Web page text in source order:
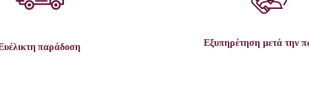
παράδοση Εξυπηρέτηση μετά την